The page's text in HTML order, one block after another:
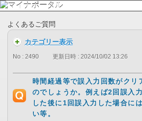
よくあるご質問
カテゴリー表示
No : 2490 更新日時 : 2024/10/02 13:26
時間経過等で誤入力回数がクリ
のでしょうか。例えば2回誤入
した後に1回誤入力した場合に
い等。